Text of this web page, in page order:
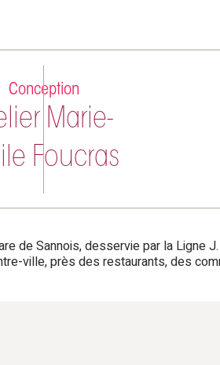
Conception
Marie-
Foucras
de Sannois, desservie par la Ligne
ville, près des restaurants, des